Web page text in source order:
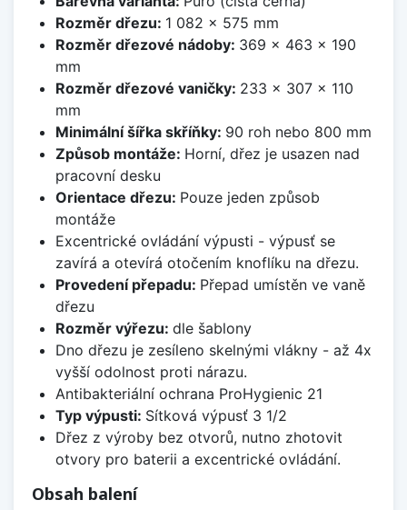
Rozměr dřezu: 1 082 x 575 mm
Rozměr dřezové nádoby: 369 x 463 x 190
mm
Rozměr dřezové vaničky: 233 x 307 x 110
mm
Minimální šířka skříňky: 90 roh nebo 800 mm
Způsob montáže: Horní, dřez je usazen nad
pracovní desku
Orientace dřezu: Pouze jeden způsob
montáže
Excentrické ovládání výpusti - výpusť se
zavírá a otevírá otočením knoflíku na dřezu.
Provedení přepadu: Přepad umístěn ve vaně
dřezu
Rozměr výřezu: dle šablony
Dno dřezu je zesíleno skelnými vlákny - až 4x
vyšší odolnost proti nárazu.
Antibakteriální ochrana ProHygienic 21
Typ výpusti: Sítková výpusť 3 1/2
Dřez z výroby bez otvorů, nutno zhotovit
otvory pro baterii a excentrické ovládání.
Obsah balení